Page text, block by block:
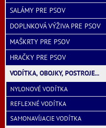
SALÁMY PRE PSOV
DOPLNKOVÁ VÝŽIVA PRE PSOV
MAŠKRTY PRE PSOV
HRAČKY PRE PSOV
VODÍTKA, OBOJKY, POSTROJE...
NYLONOVÉ VODÍTKA
REFLEXNÉ VODÍTKA
SAMONAVÍJACIE VODÍTKA